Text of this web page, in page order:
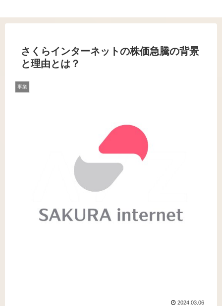
さくらインターネットの株価急騰の背景
と理由とは？
事業
2024.03.06